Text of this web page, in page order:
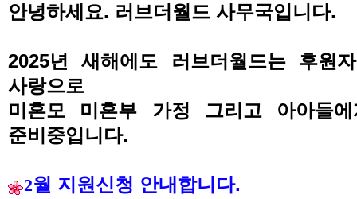
안녕하세요. 러브더월드 사무국입니다.
2025년 새해에도 러브더월드는 후원
사랑으로
미혼모 미혼부 가정 그리고 아아들
준비중입니다.
2월 지원신청 안내합니다.